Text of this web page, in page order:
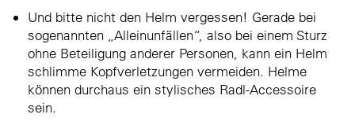
Und bitte nicht den Helm vergessen! Gerade bei
sogenannten „Alleinunfällen“, also bei einem Sturz
ohne Beteiligung anderer Personen, kann ein Helm
schlimme Kopfverletzungen vermeiden. Helme
können durchaus ein stylisches Radl-Accessoire
sein.